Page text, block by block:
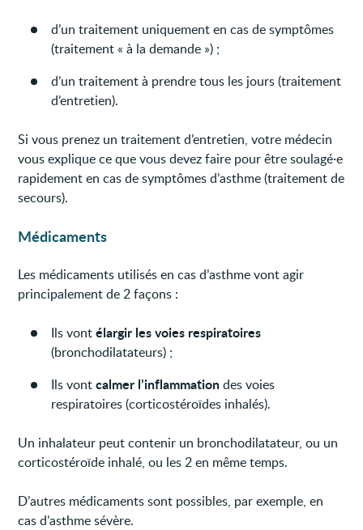
d’un traitement uniquement en cas de symptômes
(traitement « à la demande ») ;
d’un traitement à prendre tous les jours (traitement
d’entretien).
Si vous prenez un traitement d’entretien, votre médecin
vous explique ce que vous devez faire pour être soulagé·e
rapidement en cas de symptômes d’asthme (traitement de
secours).
Médicaments
Les médicaments utilisés en cas d’asthme vont agir
principalement de 2 façons :
Ils vontélargir les voies respiratoires
(bronchodilatateurs) ;
Ils vontcalmer l’inflammationdes voies
respiratoires (corticostéroïdes inhalés).
Un inhalateur peut contenir un bronchodilatateur, ou un
corticostéroïde inhalé, ou les 2 en même temps.
D’autres médicaments sont possibles, par exemple, en
cas d’asthme sévère.